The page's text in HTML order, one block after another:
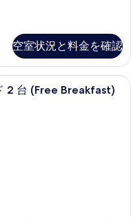
空室状況と料金を確認
ー、セーフティボックス (室
2 台 (Free Breakfast)